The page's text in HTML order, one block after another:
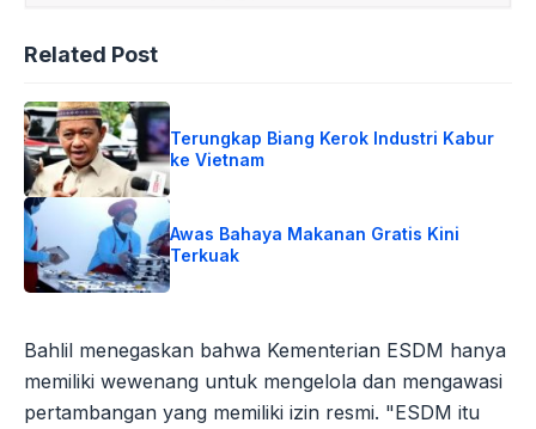
Related Post
Terungkap Biang Kerok Industri Kabur
ke Vietnam
Awas Bahaya Makanan Gratis Kini
Terkuak
Bahlil menegaskan bahwa Kementerian ESDM hanya
memiliki wewenang untuk mengelola dan mengawasi
pertambangan yang memiliki izin resmi. "ESDM itu